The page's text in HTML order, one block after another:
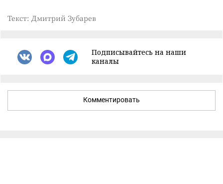
Текст: Дмитрий Зубарев
Подписывайтесь на наши
каналы
Комментировать